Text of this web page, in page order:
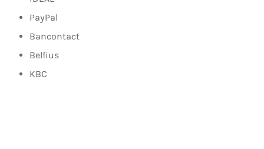
PayPal
Bancontact
Belfius
KBC